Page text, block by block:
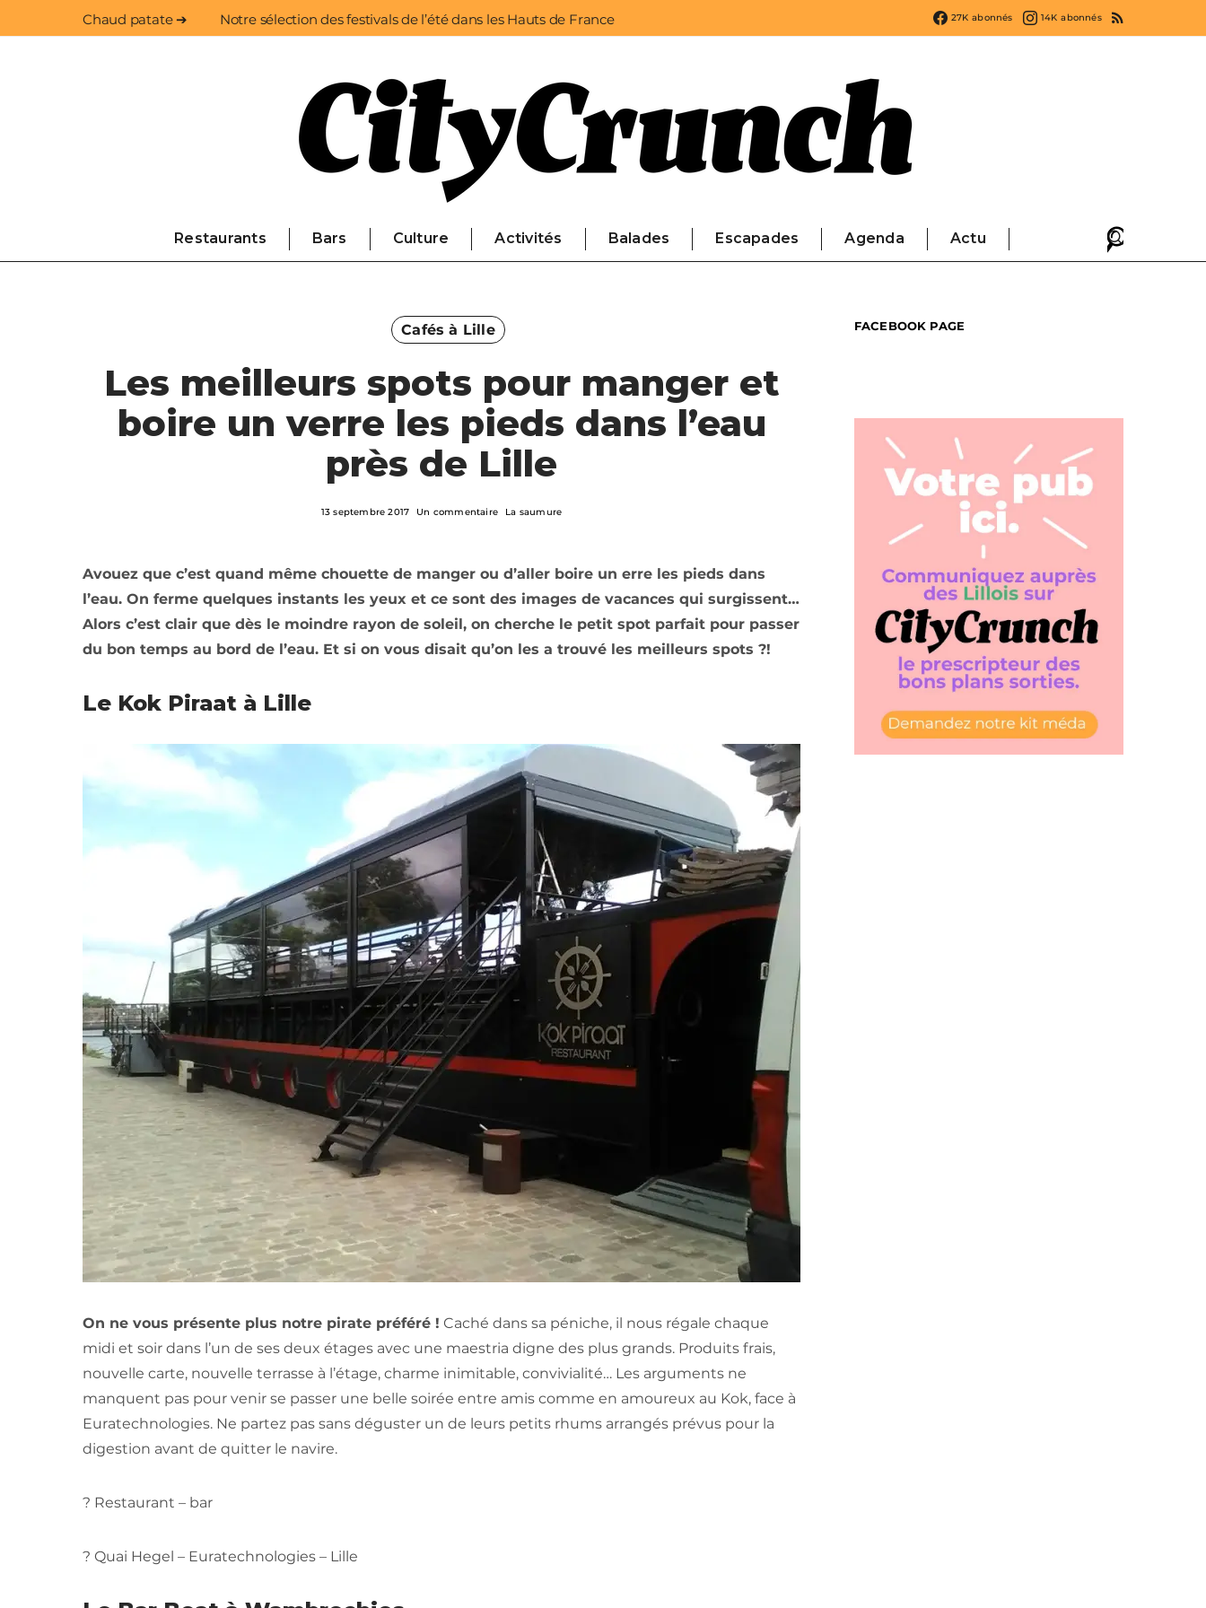
Chaud patate ➔ Notre sélection des festivals de l’été dans les Hauts de France 27K abonnés 14K abonnés
Restaurants Bars Culture Activités Balades Escapades Agenda Actu
Cafés à Lille
Les meilleurs spots pour manger et
boire un verre les pieds dans l’eau
près de Lille
13 septembre 2017 Un commentaire La saumure
Avouez que c’est quand même chouette de manger ou d’aller boire un erre les pieds dans
l’eau. On ferme quelques instants les yeux et ce sont des images de vacances qui surgissent…
Alors c’est clair que dès le moindre rayon de soleil, on cherche le petit spot parfait pour passer
du bon temps au bord de l’eau. Et si on vous disait qu’on les a trouvé les meilleurs spots ?!
Le Kok Piraat à Lille
On ne vous présente plus notre pirate préféré ! Caché dans sa péniche, il nous régale chaque
midi et soir dans l’un de ses deux étages avec une maestria digne des plus grands. Produits frais,
nouvelle carte, nouvelle terrasse à l’étage, charme inimitable, convivialité… Les arguments ne
manquent pas pour venir se passer une belle soirée entre amis comme en amoureux au Kok, face à
Euratechnologies. Ne partez pas sans déguster un de leurs petits rhums arrangés prévus pour la
digestion avant de quitter le navire.
? Restaurant – bar
? Quai Hegel – Euratechnologies – Lille
FACEBOOK PAGE